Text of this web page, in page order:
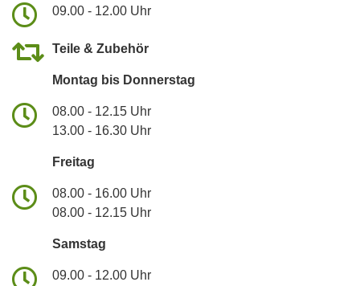
09.00 - 12.00 Uhr
Teile & Zubehör
Montag bis Donnerstag
08.00 - 12.15 Uhr
13.00 - 16.30 Uhr
Freitag
08.00 - 16.00 Uhr
08.00 - 12.15 Uhr
Samstag
09.00 - 12.00 Uhr